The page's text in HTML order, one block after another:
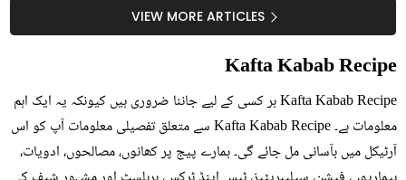
کیوں کھانا چاہیے؟
سستا اور قدرتی حلVIEW MORE ARTICLES
Kafta Kabab Recipe
Kafta Kabab Recipe ہر کسی کے لیے جاننا ضروری ہیں کیونکہ یہ ایک اہم
معلومات ہے۔ Kafta Kabab Recipe سے متعلق تفصیلی معلومات آپ کو اس
آرٹیکل میں بآسانی مل جائے گی۔ ہمارے پیج پر کھانوں، مصالحوں، ادویات،